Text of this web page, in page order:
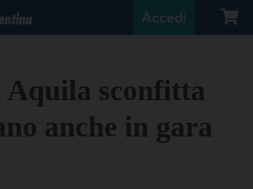
Accedi
Aquila sconfitta
anche in gara